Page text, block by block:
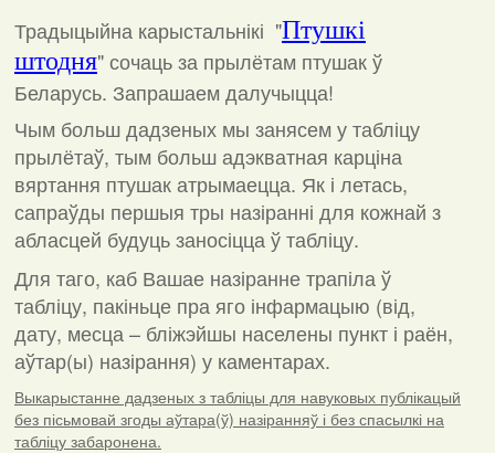
Традыцыйна карыстальнікі "Птушкі
штодня"сочаць за прылётам птушак ў
Беларусь. Запрашаем далучыцца!
Чым больш дадзеных мы занясем у табліцу
прылётаў, тым больш адэкватная карціна
вяртання птушак атрымаецца. Як і летась,
сапраўды першыя тры назіранні для кожнай з
абласцей будуць заносіцца ў табліцу.
Для таго, каб Вашае назіранне трапіла ў
табліцу, пакіньце пра яго інфармацыю (від,
дату, месца – бліжэйшы населены пункт і раён,
аўтар(ы) назірання) у каментарах.
Выкарыстанне дадзеных з табліцы для навуковых публікацый
без пісьмовай згоды аўтара(ў) назіранняў і без спасылкі на
табліцу забаронена.